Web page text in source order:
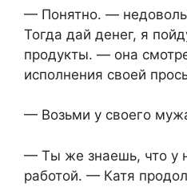
— Понятно. —
Тогда дай денег, я
продукты. — она
исполнения своей
— Возьми у своего
— Ты же знаешь, что у
работой. — Катя